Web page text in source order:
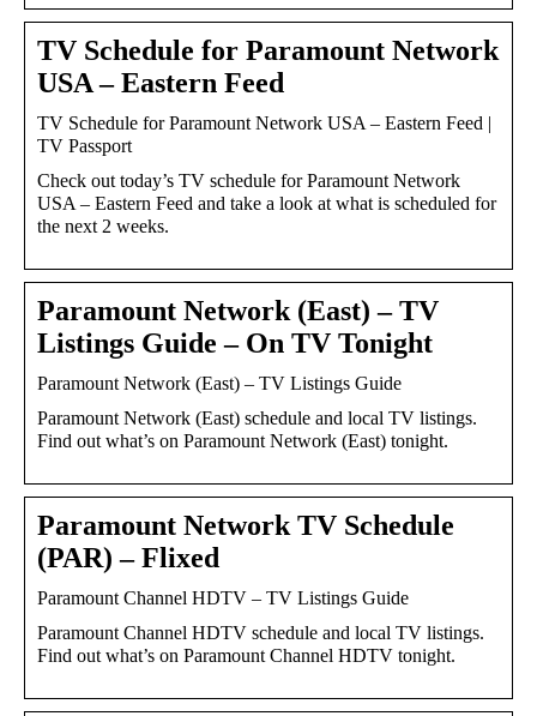
TV Schedule for Paramount Network
USA – Eastern Feed
TV Schedule for Paramount Network USA – Eastern Feed |
TV Passport
Check out today’s TV schedule for Paramount Network
USA – Eastern Feed and take a look at what is scheduled for
the next 2 weeks.
Paramount Network (East) – TV
Listings Guide – On TV Tonight
Paramount Network (East) – TV Listings Guide
Paramount Network (East) schedule and local TV listings.
Find out what’s on Paramount Network (East) tonight.
Paramount Network TV Schedule
(PAR) – Flixed
Paramount Channel HDTV – TV Listings Guide
Paramount Channel HDTV schedule and local TV listings.
Find out what’s on Paramount Channel HDTV tonight.